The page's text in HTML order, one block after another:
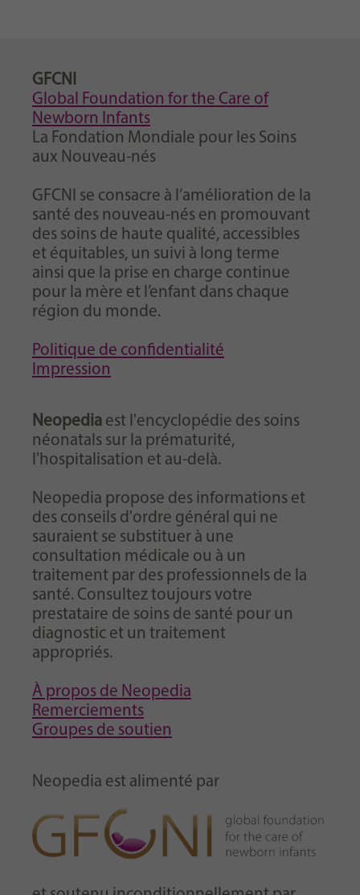
GFCNI
Global Foundation for the Care of
Newborn Infants
La Fondation Mondiale pour les Soins
aux Nouveau-nés
GFCNI se consacre à l’amélioration de la
santé des nouveau-nés en promouvant
des soins de haute qualité, accessibles
et équitables, un suivi à long terme
ainsi que la prise en charge continue
pour la mère et l’enfant dans chaque
région du monde.
Politique de confidentialité
Impression
Neopedia est l'encyclopédie des soins
néonatals sur la prématurité,
l'hospitalisation et au-delà.
Neopedia propose des informations et
des conseils d'ordre général qui ne
sauraient se substituer à une
consultation médicale ou à un
traitement par des professionnels de la
santé. Consultez toujours votre
prestataire de soins de santé pour un
diagnostic et un traitement
appropriés.
À propos de Neopedia
Remerciements
Groupes de soutien
Neopedia est alimenté par